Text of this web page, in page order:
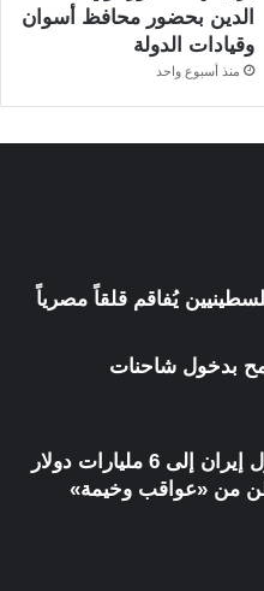
الدين بحضور محافظ أسوان
وقيادات الدولة
منذ أسبوع واحد
يُفاقم قلقاً مصرياً
بدخول شاحنات
«النواب» الأميركي لمنع وصول إيران إلى 6 مليارات دولار
من «عواقب وخيمة»